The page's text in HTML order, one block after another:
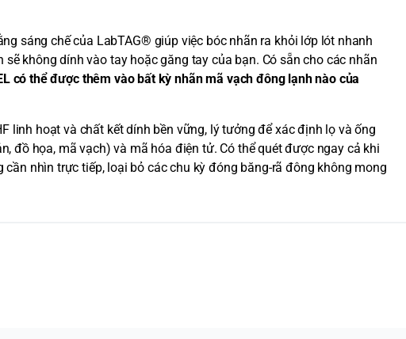
sáng chế của LabTAG® giúp việc bóc nhãn ra khỏi lớp lót nhanh
không dính vào tay hoặc găng tay của bạn. Có sẵn cho các nhãn
có thể được thêm vào bất kỳ nhãn mã vạch đông lạnh nào của
linh hoạt và chất kết dính bền vững, lý tưởng để xác định lọ và ống
đồ họa, mã vạch) và mã hóa điện tử. Có thể quét được ngay cả khi
nhìn trực tiếp, loại bỏ các chu kỳ đóng băng-rã đông không mong